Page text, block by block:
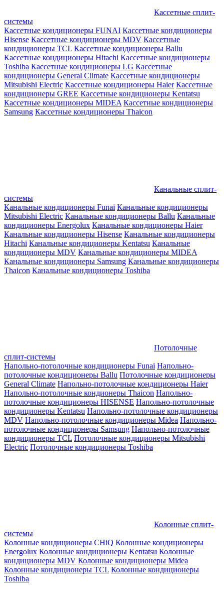
Кассетные сплит-
системы
Кассетные кондиционеры FUNAI Кассетные кондиционеры
Hisense Кассетные кондиционеры MDV Кассетные
кондиционеры TCL Кассетные кондиционеры Ballu
Кассетные кондиционеры Hitachi Кассетные кондиционеры
Toshiba Кассетные кондиционеры LG Кассетные
кондиционеры General Climate Кассетные кондиционеры
Mitsubishi Electric Кассетные кондиционеры Haier Кассетные
кондиционеры GREE Кассетные кондиционеры Kentatsu
Кассетные кондиционеры MIDEA Кассетные кондиционеры
Samsung Кассетные кондиционеры Thaicon
Канальные сплит-
системы
Канальные кондиционеры Funai Канальные кондиционеры
Mitsubishi Electric Канальные кондиционеры Ballu Канальные
кондиционеры Energolux Канальные кондиционеры Haier
Канальные кондиционеры Hisense Канальные кондиционеры
Hitachi Канальные кондиционеры Kentatsu Канальные
кондиционеры MDV Канальные кондиционеры MIDEA
Канальные кондиционеры Samsung Канальные кондиционеры
Thaicon Канальные кондиционеры Toshiba
Потолочные
сплит-системы
Напольно-потолочные кондиционеры Funai Напольно-
потолочные кондиционеры Ballu Потолочные кондиционеры
General Climate Напольно-потолочные кондиционеры Haier
Напольно-потолочные кондионеры Thaicon Напольно-
потолочные кондиционеры HISENSE Напольно-потолочные
кондиционеры Kentatsu Напольно-потолочные кондиционеры
MDV Напольно-потолочные кондиционеры Midea Напольно-
потолочные кондиционеры Samsung Напольно-потолочные
кондиционеры TCL Потолочные кондиционеры Mitsubishi
Electric Потолочные кондиционеры Toshiba
Колонные сплит-
системы
Колонные кондиционеры CHiQ Колонные кондиционеры
Energolux Колонные кондиционеры Kentatsu Колонные
кондиционеры MDV Колонные кондиционеры Midea
Колонные кондиционеры TCL Колонные кондиционеры
Toshiba